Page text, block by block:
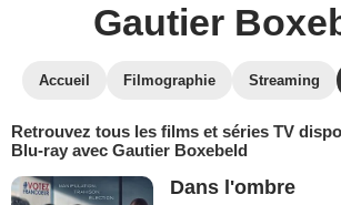
Gautier
Accueil Filmographie Streaming
Retrouvez tous les films et séries TV
Blu-ray avec Gautier Boxebeld
Dans l'ombre